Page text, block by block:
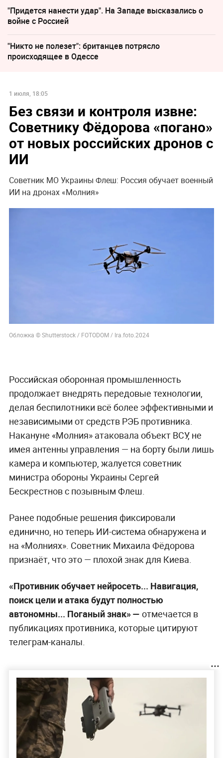
"Придется нанести удар". На Западе высказались о
войне с Россией
"Никто не полезет": британцев потрясло
происходящее в Одессе
1 июля, 18:05
Без связи и контроля извне:
Советнику Фёдорова «погано»
от новых российских дронов с
ИИ
Советник МО Украины Флеш: Россия обучает военный
ИИ на дронах «Молния»
Обложка © Shutterstock / FOTODOM / Ira.foto.2024
Российская оборонная промышленность
продолжает внедрять передовые технологии,
делая беспилотники всё более эффективными и
независимыми от средств РЭБ противника.
Накануне «Молния» атаковала объект ВСУ, не
имея антенны управления — на борту были лишь
камера и компьютер, жалуется советник
министра обороны Украины Сергей
Бескрестнов с позывным Флеш.
Ранее подобные решения фиксировали
единично, но теперь ИИ-система обнаружена и
на «Молниях». Советник Михаила Фёдорова
признаёт, что это — плохой знак для Киева.
«Противник обучает нейросеть... Навигация,
поиск цели и атака будут полностью
автономны... Поганый знак» — отмечается в
публикациях противника, которые цитируют
телеграм-каналы.